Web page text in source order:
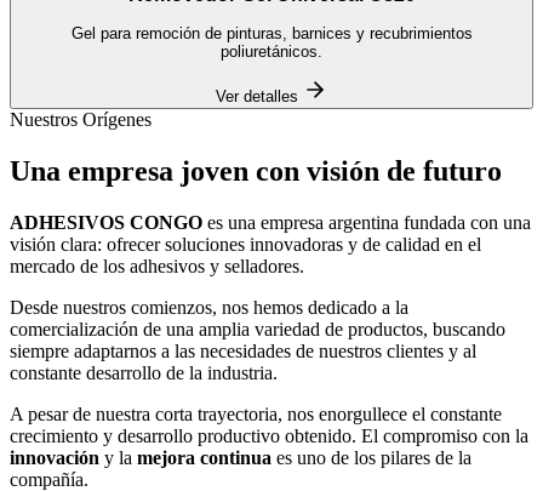
Gel para remoción de pinturas, barnices y recubrimientos
poliuretánicos.
Ver detalles
Nuestros Orígenes
Una empresa joven con visión de futuro
ADHESIVOS CONGO es una empresa argentina fundada con una
visión clara: ofrecer soluciones innovadoras y de calidad en el
mercado de los adhesivos y selladores.
Desde nuestros comienzos, nos hemos dedicado a la
comercialización de una amplia variedad de productos, buscando
siempre adaptarnos a las necesidades de nuestros clientes y al
constante desarrollo de la industria.
A pesar de nuestra corta trayectoria, nos enorgullece el constante
crecimiento y desarrollo productivo obtenido. El compromiso con la
innovación y la mejora continua es uno de los pilares de la
compañía.